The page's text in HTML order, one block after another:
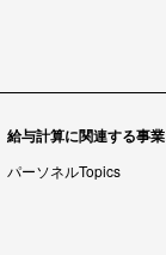
給与計算に関連する事業
パーソネルTopics